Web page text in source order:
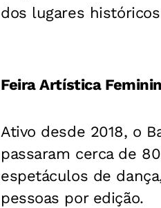
dos lugares
Feira Artística
Ativo desde 2018, o
passaram cerca de
espetáculos de
pessoas por edição.